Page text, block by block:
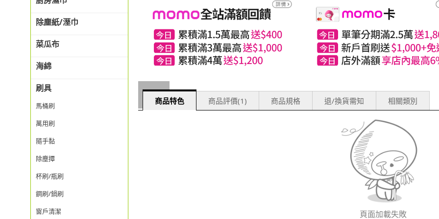
除塵紙/溼巾
菜瓜布
海綿
刷具
馬桶刷
萬用刷
隨手黏
除塵撢
杯刷/瓶刷
鋼刷/鍋刷
窗戶清潔
商品特色 商品評價(1) 商品規格 退/換貨需知 相關類別
頁面加載失敗